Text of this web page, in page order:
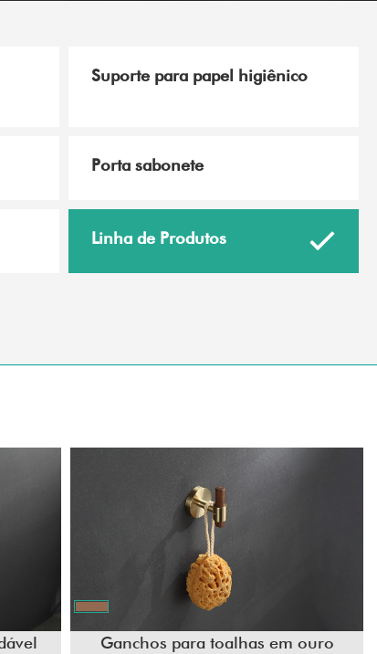
Suporte para papel higiênico
Porta sabonete
Linha de Produtos
Ganchos para toalhas em ouro